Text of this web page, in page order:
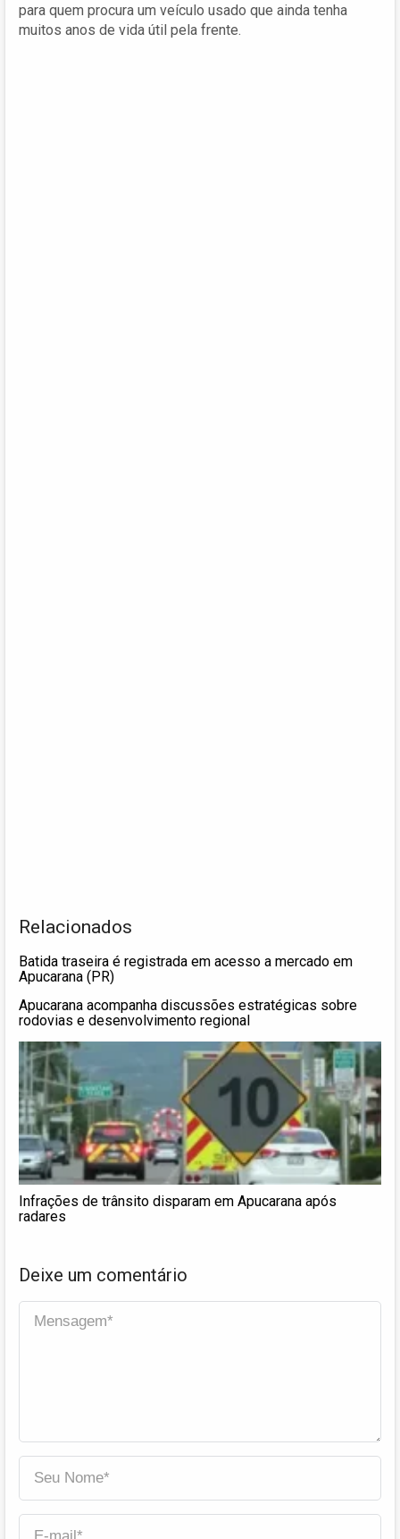
para quem procura um veículo usado que ainda tenha
muitos anos de vida útil pela frente.
Relacionados
Batida traseira é registrada em acesso a mercado em
Apucarana (PR)
Apucarana acompanha discussões estratégicas sobre
rodovias e desenvolvimento regional
Infrações de trânsito disparam em Apucarana após
radares
Deixe um comentário